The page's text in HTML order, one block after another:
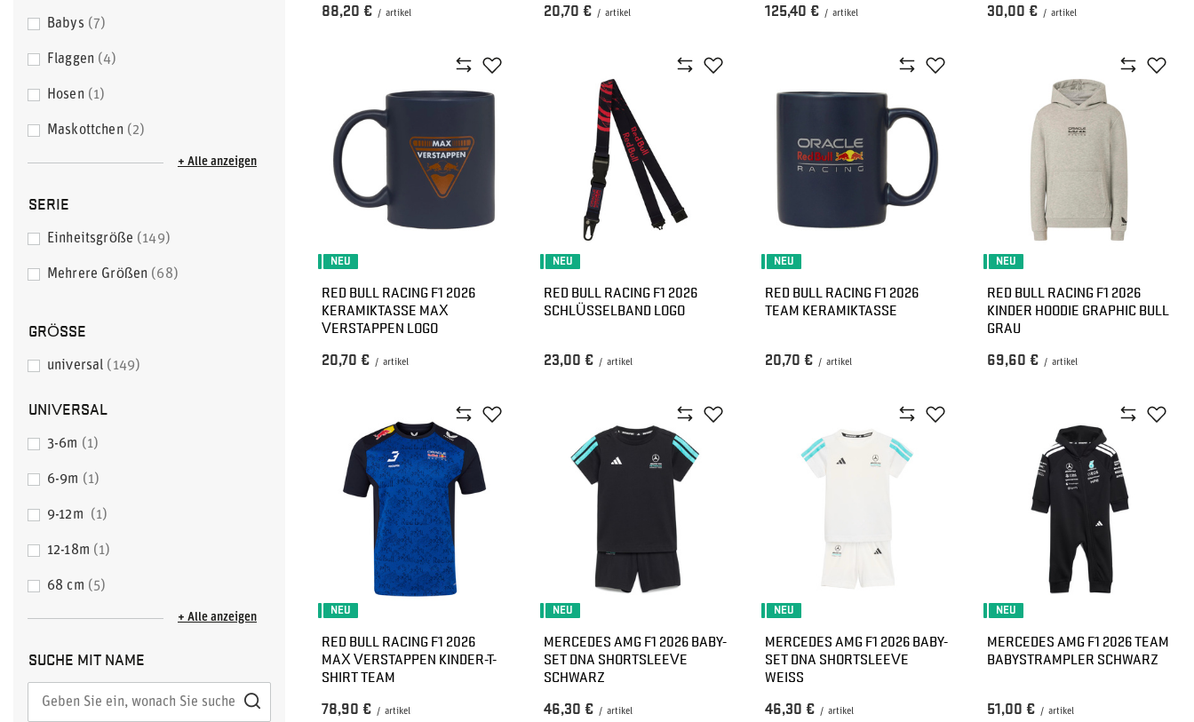
Babys 7
Flaggen 4
Hosen 1
Maskottchen 2
+ Alle anzeigen
SERIE
Einheitsgröße 149
Mehrere Größen 68
GRÖSSE
universal 149
UNIVERSAL
3-6m 1
6-9m 1
9-12m 1
12-18m 1
68 cm 5
+ Alle anzeigen
SUCHE MIT NAME
88,20 € / artikel 20,70 € / artikel 125,40 € / artikel 30,00 € / artikel
NEU
RED BULL RACING F1 2026
KERAMIKTASSE MAX
VERSTAPPEN LOGO
20,70 € / artikel
NEU
RED BULL RACING F1 2026
SCHLÜSSELBAND LOGO
23,00 € / artikel
NEU
RED BULL RACING F1 2026
TEAM KERAMIKTASSE
20,70 € / artikel
NEU
RED BULL RACING F1 2026
KINDER HOODIE GRAPHIC BULL
GRAU
69,60 € / artikel
NEU
RED BULL RACING F1 2026
MAX VERSTAPPEN KINDER-T-
SHIRT TEAM
78,90 € / artikel
NEU
MERCEDES AMG F1 2026 BABY-
SET DNA SHORTSLEEVE
SCHWARZ
46,30 € / artikel
NEU
MERCEDES AMG F1 2026 BABY-
SET DNA SHORTSLEEVE
WEISS
46,30 € / artikel
NEU
MERCEDES AMG F1 2026 TEAM
BABYSTRAMPLER SCHWARZ
51,00 € / artikel